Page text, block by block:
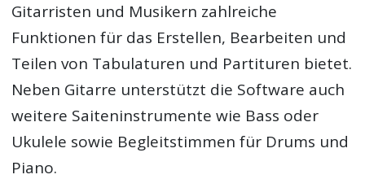
Gitarristen und Musikern zahlreiche
Funktionen für das Erstellen, Bearbeiten und
Teilen von Tabulaturen und Partituren bietet.
Neben Gitarre unterstützt die Software auch
weitere Saiteninstrumente wie Bass oder
Ukulele sowie Begleitstimmen für Drums und
Piano.